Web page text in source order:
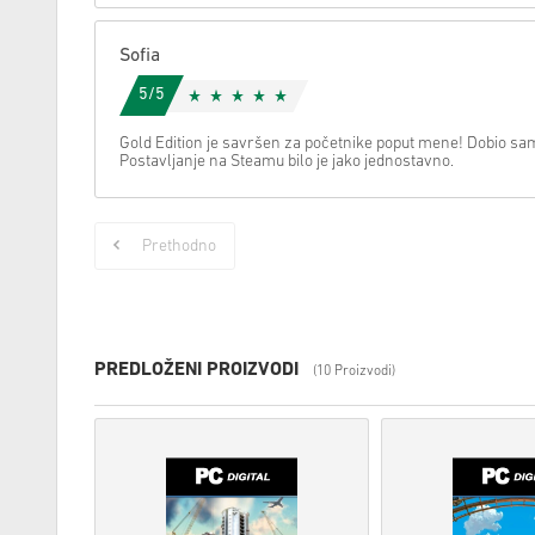
Sofia
5/5
Gold Edition je savršen za početnike poput mene! Dobio
Postavljanje na Steamu bilo je jako jednostavno.
Prethodno
PREDLOŽENI PROIZVODI (10 Proizvodi)